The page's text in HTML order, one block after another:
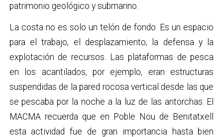
patrimonio geológico y submarino.
La costa no es solo un telón de fondo. Es un espacio
para el trabajo, el desplazamiento, la defensa y la
explotación de recursos. Las plataformas de pesca
en los acantilados, por ejemplo, eran estructuras
suspendidas de la pared rocosa vertical desde las que
se pescaba por la noche a la luz de las antorchas. El
MACMA recuerda que en Poble Nou de Benitatxell
esta actividad fue de gran importancia hasta bien